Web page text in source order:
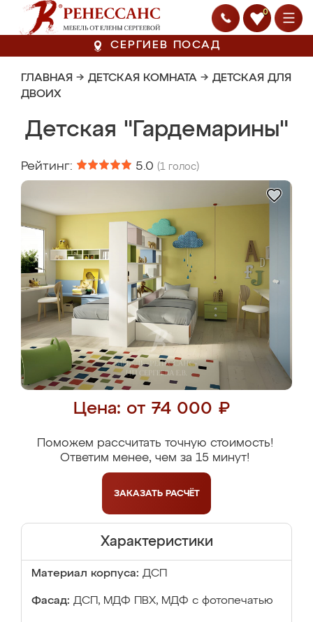
0
СЕРГИЕВ ПОСАД
ГЛАВНАЯ → ДЕТСКАЯ КОМНАТА → ДЕТСКАЯ ДЛЯ
ДВОИХ
Детская "Гардемарины"
Рейтинг: 5.0 (1 голос)
Цена: от 74 000 ₽
Поможем рассчитать точную стоимость!
Ответим менее, чем за 15 минут!
ЗАКАЗАТЬ РАСЧЁТ
Характеристики
Материал корпуса: ДСП
Фасад: ДСП, МДФ ПВХ, МДФ с фотопечатью